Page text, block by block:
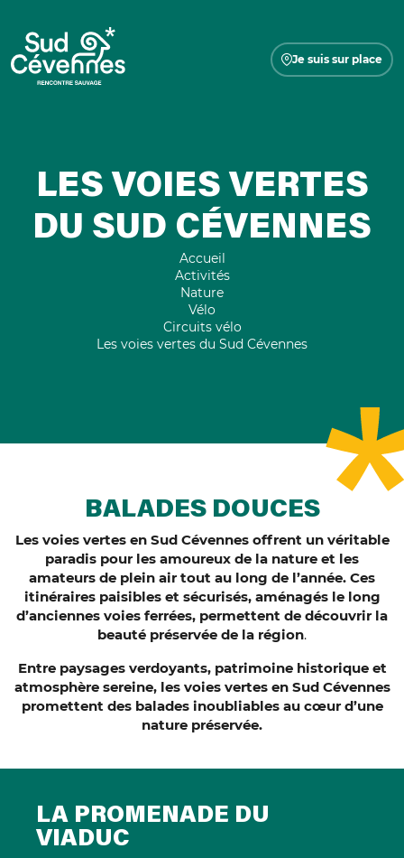
Je suis sur place
LES VOIES VERTES
DU SUD CÉVENNES
Accueil
Activités
Nature
Vélo
Circuits vélo
Les voies vertes du Sud Cévennes
BALADES DOUCES
Les voies vertes en Sud Cévennes offrent un véritable
paradis pour les amoureux de la nature et les
amateurs de plein air tout au long de l’année. Ces
itinéraires paisibles et sécurisés, aménagés le long
d’anciennes voies ferrées, permettent de découvrir la
beauté préservée de la région.
Entre paysages verdoyants, patrimoine historique et
atmosphère sereine, les voies vertes en Sud Cévennes
promettent des balades inoubliables au cœur d’une
nature préservée.
LA PROMENADE DU
VIADUC